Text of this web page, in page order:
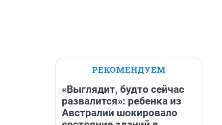
РЕКОМЕНДУЕМ
«Выглядит, будто сейчас
развалится»: ребенка из
Австралии шокировало